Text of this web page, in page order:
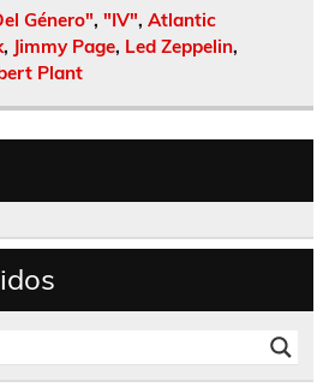
Género", "IV", Atlantic
, Jimmy Page, Led Zeppelin,
Plant